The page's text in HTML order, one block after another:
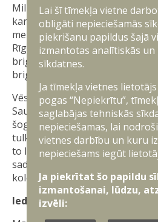
Militārajās mācībās “Solar
karavīri un zemessargi no
mehanizētās kājnieku brigādes,
Rīgas brigādes, 2. Vidzemes
brigādes, kā arī sabiedrotie no
brigādes Latvija.
Vēsturiski mācības “Solar
Sauszemes spēku Mehanizētā
šogad tās notiek jau sesto
tulkojums no angļu valodas ir
to laikā vienības trenē
sadarbību valsts nacionālās
kolektīvās drošības
Iedzīvotāju ievērībai!
Lai šī tīmekļa vietne
obligāti nepieciešamās
piekrišanu papildus šajā
izmantotas analītiskās
sīkdatnes.
Ja tīmekļa vietnes
pogas “Nepiekrītu”,
saglabājas tehniskās
nepieciešamas, lai
vietnes darbību un kuru
nepieciešams iegūt
Ja piekrītat šo papildu
izmantošanai, lūdzu,
izvēli: